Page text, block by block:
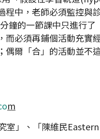
程中，老師必須監控與
鐘的一節課中只進行
而必須再鋪個活動充實
偶爾「合」的活動並不
m
室」、「陳維民Eastern